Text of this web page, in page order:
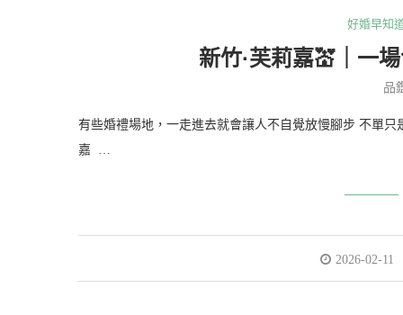
好婚早知
新竹·芙莉嘉💒｜一
品
有些婚禮場地，一走進去就會讓人不自覺放慢腳步 不單
嘉 …
2026-02-11